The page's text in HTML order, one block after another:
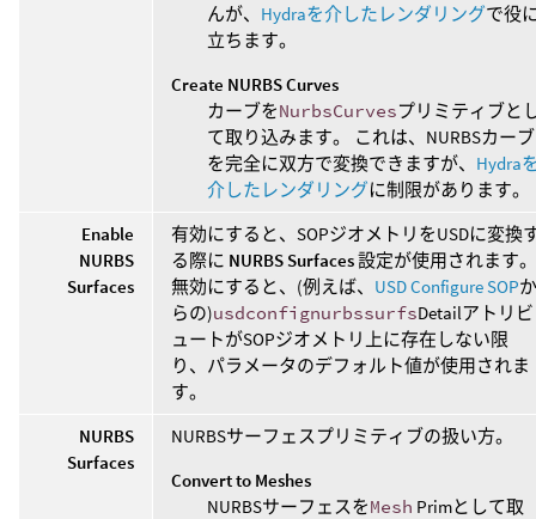
んが、 Hydraを介したレンダリングで役
立ちます。
Create NURBS Curves
カーブをNurbsCurvesプリミティブと
て取り込みます。 これは、NURBSカーブ
を完全に双方で変換できますが、 Hydra
介したレンダリングに制限があります。
Enable
NURBS
Surfaces
有効にすると、SOPジオメトリをUSDに変換
る際に NURBS Surfaces設定が使用されます。
無効にすると、(例えば、 USD Configure SOPか
らの)usdconfignurbssurfsDetailアトリビ
ュートがSOPジオメトリ上に存在しない限
り、パラメータのデフォルト値が使用されま
す。
NURBS
Surfaces
NURBSサーフェスプリミティブの扱い方。
Convert to Meshes
NURBSサーフェスをMesh Primとして取